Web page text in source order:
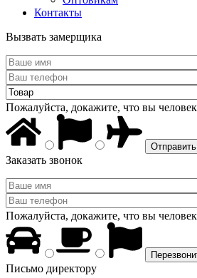
Контакты
Вызвать замерщика
Пожалуйста, докажите, что вы
Заказать звонок
Пожалуйста, докажите, что вы
Письмо директору